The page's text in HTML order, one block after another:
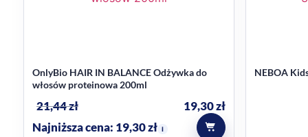
OnlyBio HAIR IN BALANCE Odżywka do
włosów proteinowa 200ml
21,44zł 19,30zł
Najniższa cena: 19,30zł i
NEBOA